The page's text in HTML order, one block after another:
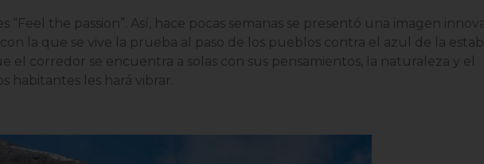
“Feel the passion”. Así, hace pocas semanas se presentó una imagen
la que se vive la prueba al paso de los pueblos contra el azul de la
corredor se encuentra a solas con sus pensamientos, la naturaleza y el
habitantes les hará vibrar.